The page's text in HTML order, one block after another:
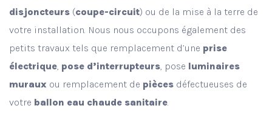
disjoncteurs (coupe-circuit) ou de la mise à la terre de
votre installation. Nous nous occupons également des
petits travaux tels que remplacement d’une prise
électrique, pose d’interrupteurs, pose luminaires
muraux ou remplacement de pièces défectueuses de
votre ballon eau chaude sanitaire.